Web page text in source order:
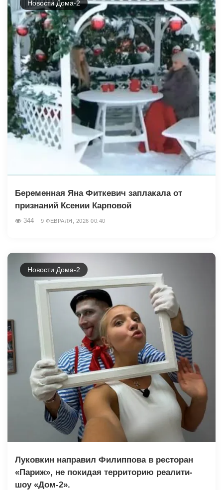
Новости Дома-2
Беременная Яна Фиткевич заплакала от
признаний Ксении Карповой
344 9 ФЕВРАЛЯ, 2026 00:40
Новости Дома-2
Луковкин направил Филиппова в ресторан
«Париж», не покидая территорию реалити-
шоу «Дом-2».